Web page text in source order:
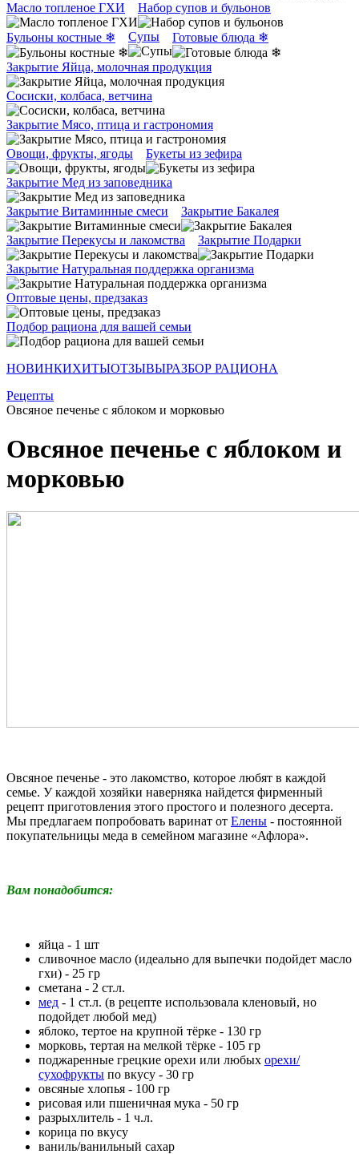
Масло топленое ГХИ Набор супов и бульонов
Бульоны костные ❄ Супы Готовые блюда ❄
Закрытие Яйца, молочная продукция
Сосиски, колбаса, ветчина
Закрытие Мясо, птица и гастрономия
Овощи, фрукты, ягоды Букеты из зефира
Закрытие Мед из заповедника
Закрытие Витаминные смеси Закрытие Бакалея
Закрытие Перекусы и лакомства Закрытие Подарки
Закрытие Натуральная поддержка организма
Оптовые цены, предзаказ
Подбор рациона для вашей семьи
НОВИНКИХИТЫОТЗЫВЫРАЗБОР РАЦИОНА
Рецепты
Овсяное печенье с яблоком и морковью
Овсяное печенье с яблоком и
морковью
Овсяное печенье - это лакомство, которое любят в каждой
семье. У каждой хозяйки наверняка найдется фирменный
рецепт приготовления этого простого и полезного десерта.
Мы предлагаем попробовать варинат от Елены - постоянной
покупательницы меда в семейном магазине «Афлора».
Вам понадобится:
яйца - 1 шт
сливочное масло (идеально для выпечки подойдет масло
гхи) - 25 гр
сметана - 2 ст.л.
мед - 1 ст.л. (в рецепте использовала кленовый, но
подойдет любой мед)
яблоко, тертое на крупной тёрке - 130 гр
морковь, тертая на мелкой тёрке - 105 гр
поджаренные грецкие орехи или любых орехи/
сухофрукты по вкусу - 30 гр
овсяные хлопья - 100 гр
рисовая или пшеничная мука - 50 гр
разрыхлитель - 1 ч.л.
корица по вкусу
ваниль/ванильный сахар